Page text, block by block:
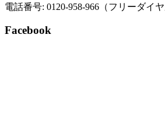
電話番号: 0120-958-966（フリーダイヤ
Facebook